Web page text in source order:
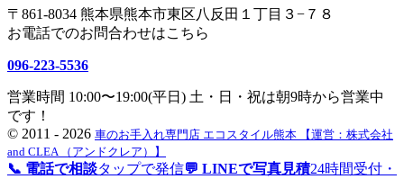
〒861-8034 熊本県熊本市東区八反田１丁目３−７８
お電話でのお問合わせはこちら
096-223-5536
営業時間 10:00〜19:00(平日) 土・日・祝は朝9時から営業中
です！
© 2011 - 2026 車のお手入れ専門店 エコスタイル熊本 【運営：株式会社
and CLEA （アンドクレア）】
📞 電話で相談タップで発信💬 LINEで写真見積24時間受付・